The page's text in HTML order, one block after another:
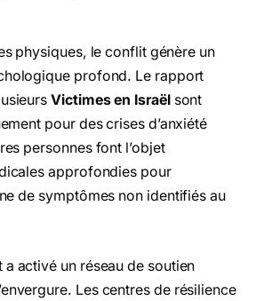
physiques, le conflit génère un
profond. Le rapport
Victimes en Israëlsont
pour des crises d’anxiété
personnes font l’objet
approfondies pour
de symptômes non identifiés au
a activé un réseau de soutien
Les centres de résilience